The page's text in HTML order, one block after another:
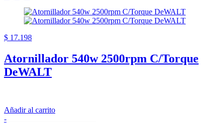
$ 17.198
Atornillador 540w 2500rpm C/Torque
DeWALT
Añadir al carrito
-